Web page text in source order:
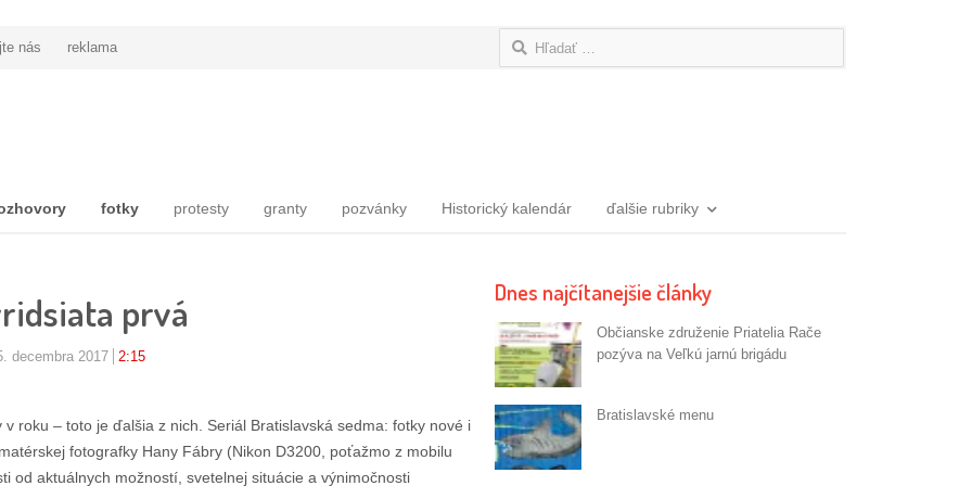
nás reklama Hľadať:
fotky protesty granty pozvánky Historický kalendár ďalšie rubriky
prvá
decembra 2017 2:15
roku – toto je ďalšia z nich. Seriál Bratislavská sedma: fotky nové i
fotografky Hany Fábry (Nikon D3200, poťažmo z mobilu
od aktuálnych možností, svetelnej situácie a výnimočnosti
Dnes najčítanejšie články
Občianske združenie Priatelia Rače
pozýva na Veľkú jarnú brigádu
Bratislavské menu